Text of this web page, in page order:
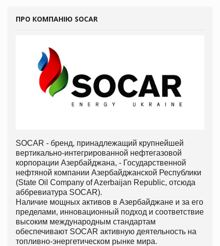
ПРО КОМПАНІЮ SOCAR
SOCAR - бренд, принадлежащий крупнейшей
вертикально-интегрированной нефтегазовой
корпорации Азербайджана, - Государственной
нефтяной компании Азербайджанской Республики
(State Oil Company of Azerbaijan Republic, отсюда
аббревиатура SOCAR).
Наличие мощных активов в Азербайджане и за его
пределами, инновационный подход и соответствие
высоким международным стандартам
обеспечивают SOCAR активную деятельность на
топливно-энергетическом рынке мира.